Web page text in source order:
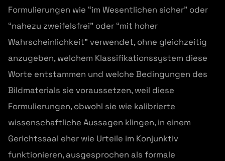
Formulierungen wie “im Wesentlichen sicher” oder
“nahezu zweifelsfrei” oder “mit hoher
Wahrscheinlichkeit” verwendet, ohne gleichzeitig
anzugeben, welchem Klassifikationssystem diese
Worte entstammen und welche Bedingungen des
Bildmaterials sie voraussetzen, weil diese
Formulierungen, obwohl sie wie kalibrierte
wissenschaftliche Aussagen klingen, in einem
Gerichtssaal eher wie Urteile im Konjunktiv
funktionieren, ausgesprochen als formale